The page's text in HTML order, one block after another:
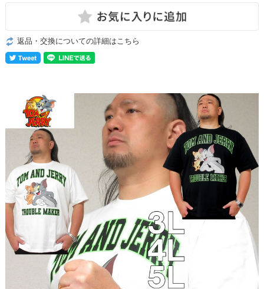
返品・交換についての詳細はこちら